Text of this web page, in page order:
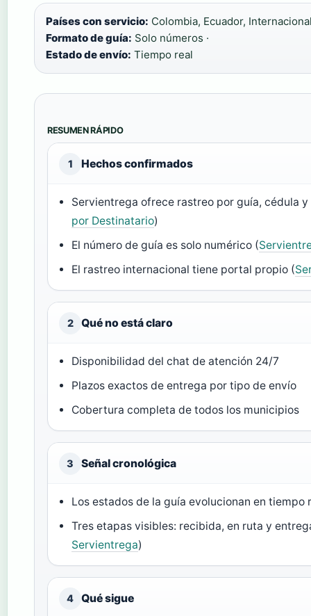
Países con servicio: Colombia, Ecuador,
Formato de guía: Solo números ·
Estado de envío: Tiempo real
RESUMEN RÁPIDO
1 Hechos confirmados
Servientrega ofrece rastreo por guía, cédula
por Destinatario)
El número de guía es solo numérico (
El rastreo internacional tiene portal propio (
2 Qué no está claro
Disponibilidad del chat de atención 24/7
Plazos exactos de entrega por tipo de envío
Cobertura completa de todos los municipios
3 Señal cronológica
Los estados de la guía evolucionan en tiempo
Tres etapas visibles: recibida, en ruta y
Servientrega)
4 Qué sigue